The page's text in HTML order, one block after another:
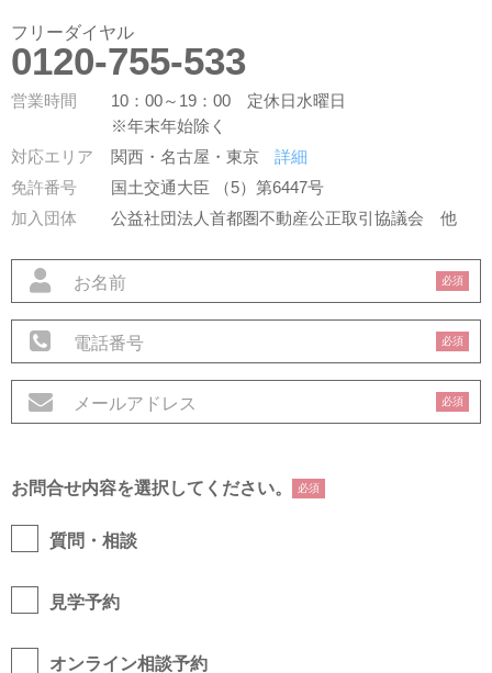
フリーダイヤル
0120-755-533
営業時間
10：00～19：00 定休日水曜日
※年末年始除く
対応エリア
関西・名古屋・東京
詳細
免許番号
国土交通大臣 （5）第6447号
加入団体
公益社団法人首都圏不動産公正取引協議会他
必須
必須
必須
お問合せ内容を選択してください。 必須
質問・相談
見学予約
オンライン相談予約